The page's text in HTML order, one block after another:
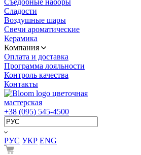
Съедобные наборы
Сладости
Воздушные шары
Свечи ароматические
Керамика
Компания
Оплата и доставка
Программа лояльности
Контроль качества
Контакты
цветочная
мастерская
+38 (095) 545-4500
РУС УКР ENG